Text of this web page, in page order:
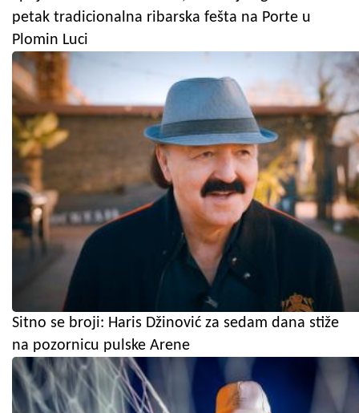
petak tradicionalna ribarska fešta na Porte u
Plomin Luci
Sitno se broji: Haris Džinović za sedam dana stiže
na pozornicu pulske Arene